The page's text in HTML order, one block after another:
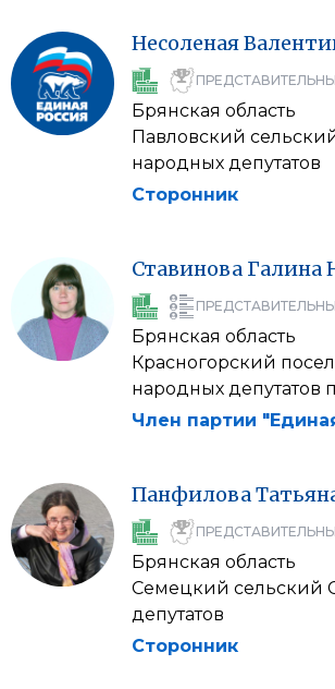
Несоленая
Брянская область
Павловский
народных депутатов
Сторонник
Ставинова Галина
Брянская область
Красногорский
народных депутатов
Член партии
Панфилова
Брянская область
Семецкий сельский
депутатов
Сторонник